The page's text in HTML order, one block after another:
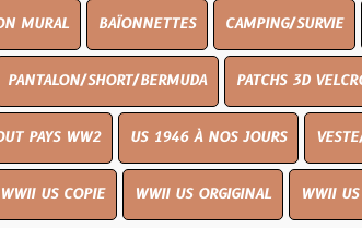
CAMPING/SURVIE COUTELLERIE
BERMUDA PATCHS 3D VELCRO PEINTURE
US 1946 À NOS JOURS VESTE/MANTEAU
WWII US ORGIGINAL WWII US INSIGNES